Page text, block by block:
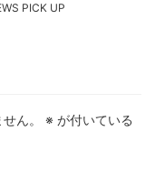
PICK UP
ん。 ※ が付いている